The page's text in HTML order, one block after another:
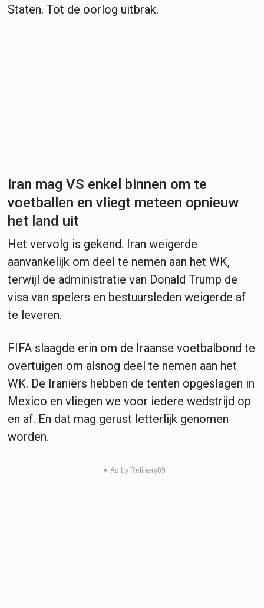
Staten. Tot de oorlog uitbrak.
Iran mag VS enkel binnen om te
voetballen en vliegt meteen opnieuw
het land uit
Het vervolg is gekend. Iran weigerde
aanvankelijk om deel te nemen aan het WK,
terwijl de administratie van Donald Trump de
visa van spelers en bestuursleden weigerde af
te leveren.
FIFA slaagde erin om de Iraanse voetbalbond te
overtuigen om alsnog deel te nemen aan het
WK. De Iraniërs hebben de tenten opgeslagen in
Mexico en vliegen we voor iedere wedstrijd op
en af. En dat mag gerust letterlijk genomen
worden.
▼ Ad by Refinery89